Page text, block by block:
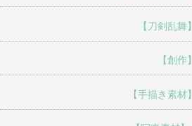
【刀剣乱舞】
【創作】
【手描き素材】